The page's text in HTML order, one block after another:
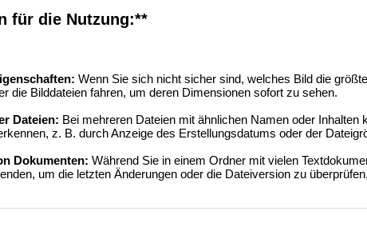
für die Nutzung:**
Wenn Sie sich nicht sicher sind, welches Bild die
die Bilddateien fahren, um deren Dimensionen sofort zu sehen.
Dateien: Bei mehreren Dateien mit ähnlichen Namen oder Inhalten
z. B. durch Anzeige des Erstellungsdatums oder der
Dokumenten: Während Sie in einem Ordner mit vielen
um die letzten Änderungen oder die Dateiversion zu